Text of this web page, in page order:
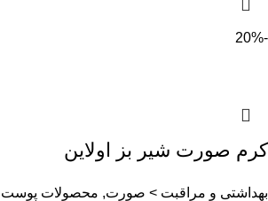
-20%
کرم صورت شیر بز اولاین
بهداشتی و مراقبت > صورت, محصولات پوست